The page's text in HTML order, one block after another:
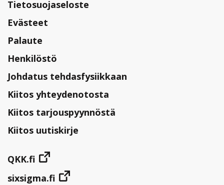
Tietosuojaseloste
Evästeet
Palaute
Henkilöstö
Johdatus tehdasfysiikkaan
Kiitos yhteydenotosta
Kiitos tarjouspyynnöstä
Kiitos uutiskirje
QKK.fi
sixsigma.fi